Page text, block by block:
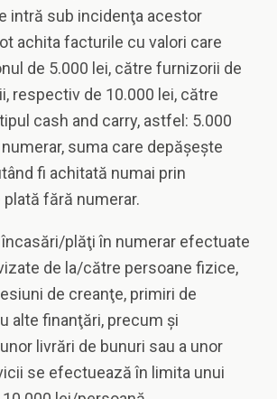
intră sub incidenţa acestor
achita facturile cu valori care
de 5.000 lei, către furnizorii de
respectiv de 10.000 lei, către
cash and carry, astfel: 5.000
suma care depăşeşte
fi achitată numai prin
fără numerar.
încasări/plăţi în numerar efectuate
de la/către persoane fizice,
de creanţe, primiri de
alte finanţări, precum şi
livrări de bunuri sau a unor
se efectuează în limita unui